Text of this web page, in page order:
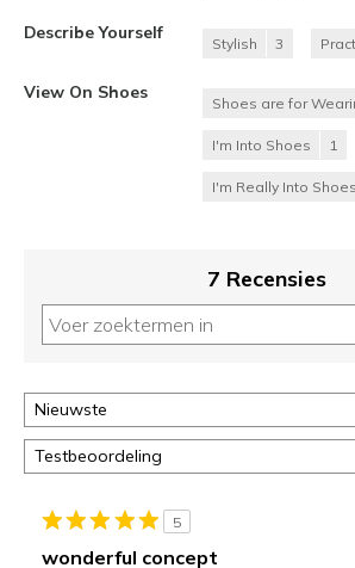
Describe Yourself
Stylish 3
View On Shoes
Shoes are for
I'm Into Shoes 1
I'm Really Into Shoes
7 Recensies
5
wonderful concept